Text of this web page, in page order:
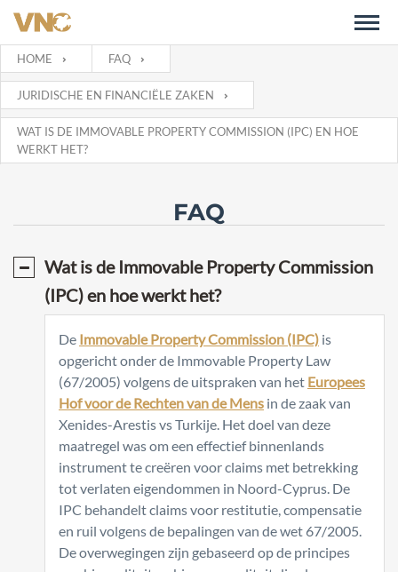
HOME FAQ
JURIDISCHE EN FINANCIËLE ZAKEN
WAT IS DE IMMOVABLE PROPERTY COMMISSION (IPC) EN HOE
WERKT HET?
FAQ
Wat is de Immovable Property Commission
(IPC) en hoe werkt het?
De Immovable Property Commission (IPC) is
opgericht onder de Immovable Property Law
(67/2005) volgens de uitspraken van het Europees
Hof voor de Rechten van de Mens in de zaak van
Xenides-Arestis vs Turkije. Het doel van deze
maatregel was om een effectief binnenlands
instrument te creëren voor claims met betrekking
tot verlaten eigendommen in Noord-Cyprus. De
IPC behandelt claims voor restitutie, compensatie
en ruil volgens de bepalingen van de wet 67/2005.
De overwegingen zijn gebaseerd op de principes